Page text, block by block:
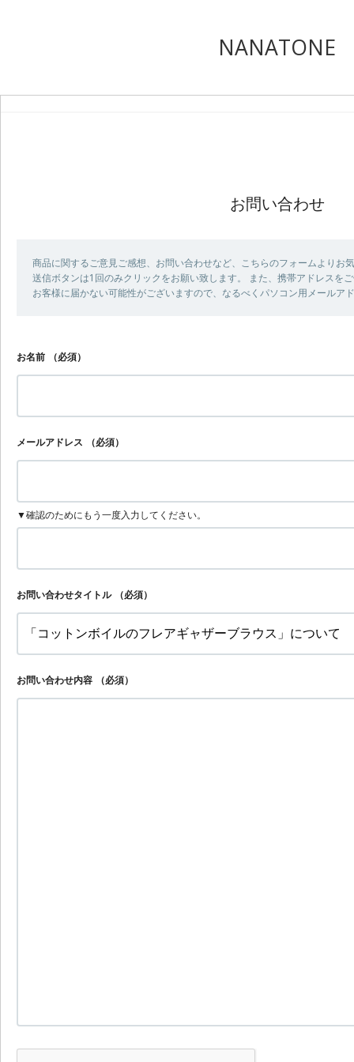
NANATONE
お問い合わせ
商品に関するご意見ご感想、お問い合わせなど、こちらのフォームよりお
送信ボタンは1回のみクリックをお願い致します。 また、携帯アドレスを
お客様に届かない可能性がございますので、なるべくパソコン用メールア
お名前 （必須）
メールアドレス （必須）
▼確認のためにもう一度入力してください。
お問い合わせタイトル （必須）
お問い合わせ内容 （必須）